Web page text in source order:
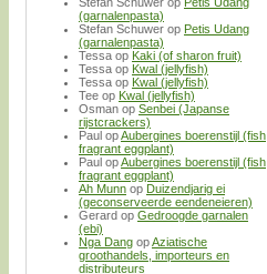
(garnalenpasta)
Stefan Schuwer op Petis Udang
(garnalenpasta)
Tessa op Kaki (of sharon fruit)
Tessa op Kwal (jellyfish)
Tessa op Kwal (jellyfish)
Tee op Kwal (jellyfish)
Osman op Senbei (Japanse
rijstcrackers)
Paul opAubergines boerenstijl (fish
fragrant eggplant)
Paul opAubergines boerenstijl (fish
fragrant eggplant)
Ah Munn op Duizendjarig ei
(geconserveerde eendeneieren)
Gerard op Gedroogde garnalen
(ebi)
Nga Dang opAziatische
groothandels, importeurs en
distributeurs